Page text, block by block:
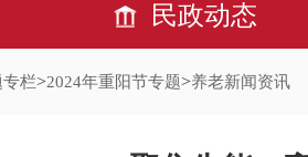
民政动态
栏>2024年重阳节专题>养老新闻资讯